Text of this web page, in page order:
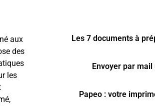
aux
des
les
Les 7 documents à
Envoyer par
Papeo : votre